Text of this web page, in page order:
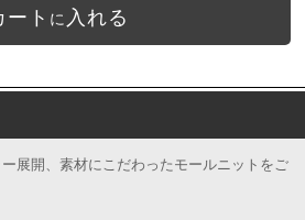
ート に 入れる
展開、素材にこだわったモールニットをご